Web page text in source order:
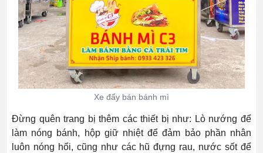
Xe đẩy bán bánh mì
Đừng quên trang bị thêm các thiết bị như: Lò nướng để
làm nóng bánh, hộp giữ nhiệt để đảm bảo phần nhân
luôn nóng hổi, cũng như các hũ đựng rau, nước sốt để